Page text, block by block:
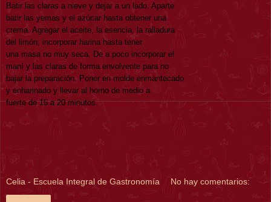
Batir las claras a nieve y dejar a un lado. Aparte
batir las yemas y el azúcar hasta obtener una
crema. Agregar el aceite, la esencia, la ralladura
del limón; incorporar harina hasta tener
una masa no muy seca. De a poco incorporar el
maní y las claras de forma envolvente para no
bajar la preparación. Poner en molde enmantecado
y enharinado y llevar al horno de medio a
fuerte de15 a20 minutos.
Celia - Escuela Integral de Gastronomía No hay comentarios: